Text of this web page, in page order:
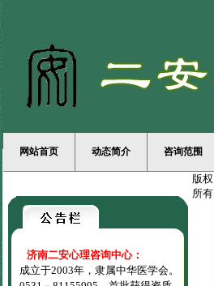
网站首页 动态简介 咨询范围
济南二安心理咨询中心：
成立于2003年，隶属中华医学会。
版权
所有